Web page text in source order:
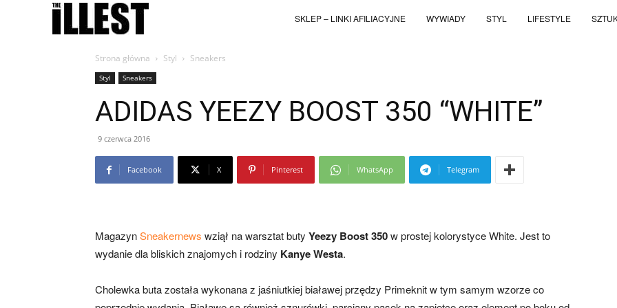
SKLEP – LINKI AFILIACYJNE WYWIADY STYL LIFESTYLE
Strona główna Styl Sneakers
Styl Sneakers
ADIDAS YEEZY BOOST 350 “WHITE”
9 czerwca 2016
Facebook X Pinterest WhatsApp Telegram
MagazynSneakernews wziął na warsztat buty Yeezy Boost 350w prostej kolorystyce White. Jest to
wydanie dla bliskich znajomych i rodziny Kanye Westa.
Cholewka buta została wykonana z jaśniutkiej białawej przędzy Primeknit w tym samym wzorze co